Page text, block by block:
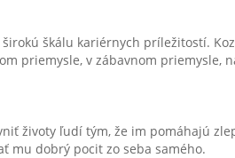
škálu kariérnych príležitostí.
priemysle, v zábavnom priemysle,
životy ľudí tým, že im pomáhajú
mu dobrý pocit zo seba samého.